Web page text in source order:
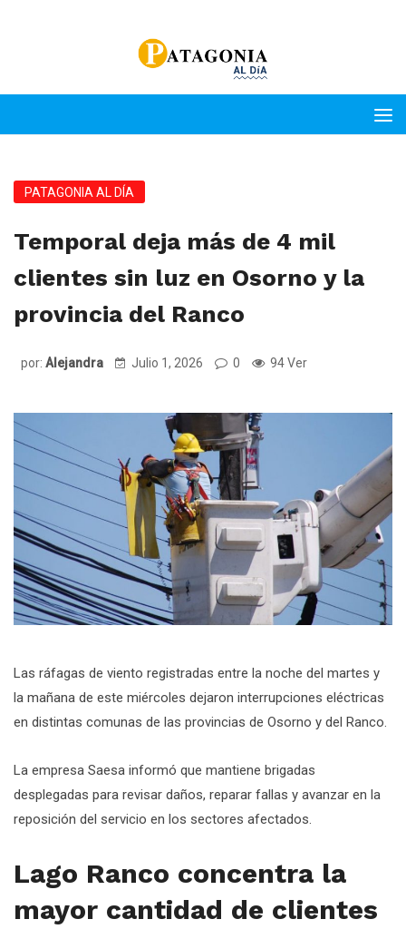
PATAGONIA AL DÍA
Temporal deja más de 4 mil
clientes sin luz en Osorno y la
provincia del Ranco
por: Alejandra Julio 1, 2026 0 94 Ver
Las ráfagas de viento registradas entre la noche del martes y
la mañana de este miércoles dejaron interrupciones eléctricas
en distintas comunas de las provincias de Osorno y del Ranco.
La empresa Saesa informó que mantiene brigadas
desplegadas para revisar daños, reparar fallas y avanzar en la
reposición del servicio en los sectores afectados.
Lago Ranco concentra la
mayor cantidad de clientes